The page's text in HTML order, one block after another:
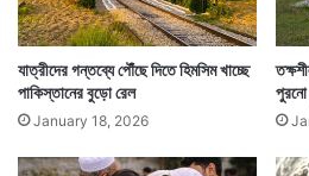
যাত্রীদের গন্তব্যে পৌঁছে দিতে হিমসিম খাচ্ছে
পাকিস্তানের বুড়ো রেল
January 18, 2026
পুরনো